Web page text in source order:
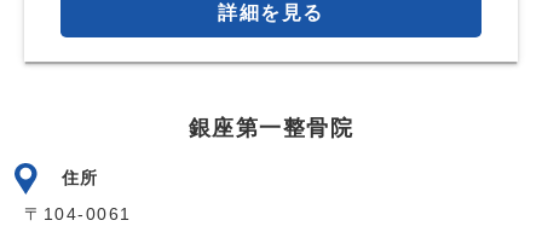
詳細を見る
銀座第一整骨院
住所
〒104-0061